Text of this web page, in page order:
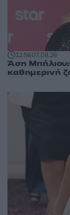
12:5607.08.26
Άση
καθημερινή